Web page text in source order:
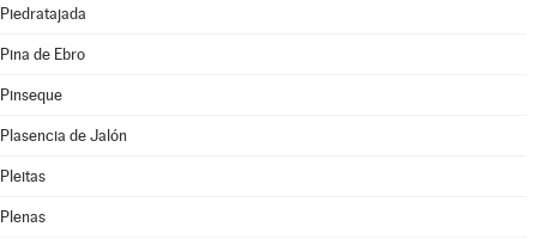
Piedratajada
Pina de Ebro
Pinseque
Plasencia de Jalón
Pleitas
Plenas